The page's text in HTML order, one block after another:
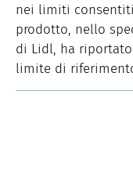
nei limiti
prodotto, nello
di Lidl, ha
limite di